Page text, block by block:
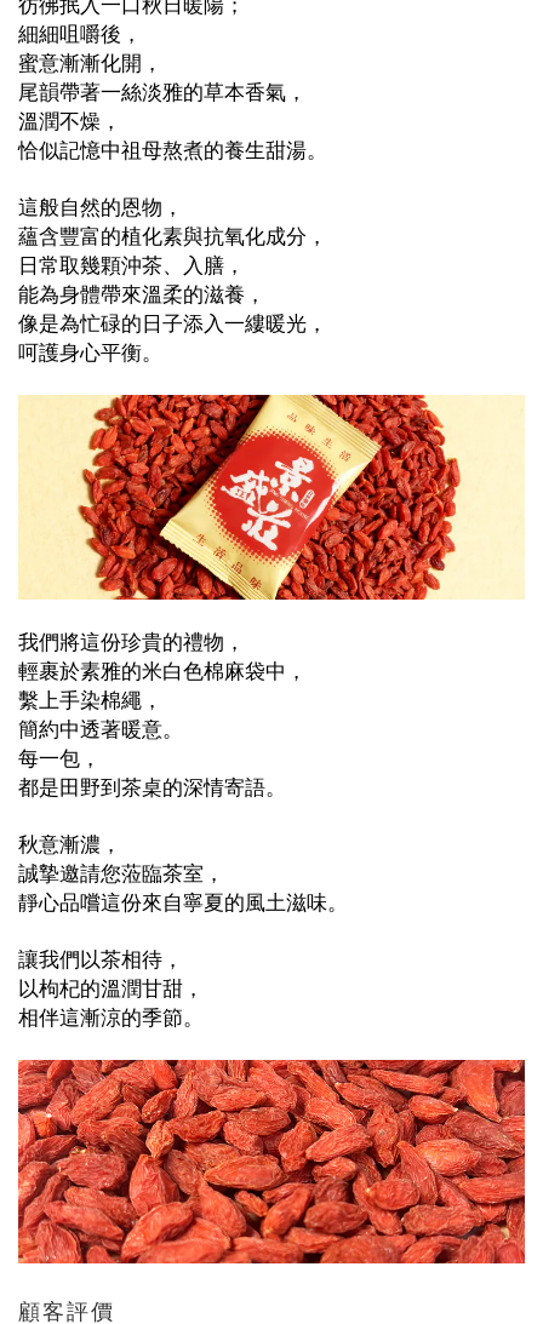
細細咀嚼後，
蜜意漸漸化開，
尾韻帶著一絲淡雅的草本香氣，
溫潤不燥，
恰似記憶中祖母熬煮的養生甜湯。
這般自然的恩物，
蘊含豐富的植化素與抗氧化成分，
日常取幾顆沖茶、入膳，
能為身體帶來溫柔的滋養，
像是為忙碌的日子添入一縷暖光，
呵護身心平衡。
我們將這份珍貴的禮物，
輕裹於素雅的米白色棉麻袋中，
繫上手染棉繩，
簡約中透著暖意。
每一包，
都是田野到茶桌的深情寄語。
秋意漸濃，
誠摯邀請您蒞臨茶室，
靜心品嚐這份來自寧夏的風土滋味。
讓我們以茶相待，
以枸杞的溫潤甘甜，
相伴這漸涼的季節。
顧客評價